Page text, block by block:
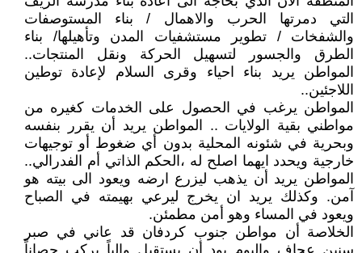
التي دمرتها الحرب والاهمال / بناء المستوصفات
والشفخات / تطوير مستشفيات المدن وتأهيلها/ بناء
الطرق والجسور لتسهيل الحركة ونقل المنتجات..
المواطن يريد بناء احياء وقرى السلام لإعادة توطين
اللاجئين..
المواطن يرغب في الحصول على الخدمات كغيره من
مواطني بقية الولايات .. المواطن يريد أن يقرر بنفسه
وبحرية في شئونه المحلية بدون أي ضغوط أو توجيهات
خارجية ويحدد ايهما اصلح له ،الحكم الذاتي أم الفدرالي..
المواطن يريد أن يذهب ليزرع ارضه ويعود الى بيته هو
آمن. وكذلك يريد ان يخرج ليرعي بهيمته في الصباح
ويعود في المساء وهو أمن مطمئن.
الخلاصة أن مواطن جنوب كردفان قد عاني في صبر